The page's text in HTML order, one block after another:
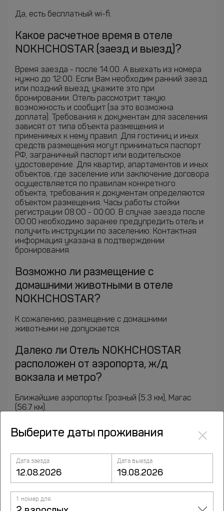
Да, есть бесплатный wi-fi.
Какое расчетное время в отеле
NOKHCHOSTAR (заезд и выезд)?
Время заезда - после 14:00. А выехать из номера
нужно до 12:00. Если Вам необходим ранний заезд
или поздний выезд, укажите это при
бронировании. Отель рассмотрит такую
возможность и сообщит (за это возможна
доплата). Требования к документам для заселения
зависят от типа объекта размещения и
применимых к нему правил. Для гостиниц и иных
средств размещения могут приниматься паспорт
РФ, заграничный паспорт или водительское
удостоверение. Для квартир, апартаментов и иных
объектов, где заселение или заключение договора
осуществляется по правилам конкретного
объекта, требования к документам определяются
объектом размещения. Часы работы стойки
регистрации 08:00 - 00:00. В случае заезда после
00:00 необходимо заранее предупредить отель и
получить инструкции по заселению. Контактная
информация указана в подтверждении
бронирования.
Возможно ли размещение с
домашними животными в отеле
NOKHCHOSTAR?
К сожалению, размещение с домашними
животными не допускается.
Далеко ли Отель NOKHCHOSTAR
расположен от аэропорта, ж/д
вокзала и метро?
Ближайшие аэропорты: Грозный (5.3 км), Магас
(56.7 км).
Курорты рядом
Выберите даты проживания ×
Дата заезда Дата выезда
1 номер для